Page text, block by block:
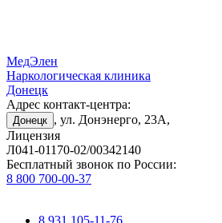
МедЭлен
Наркологическая клиника
Донецк
Адрес контакт-центра:
Донецк , ул. Донэнерго, 23А,
Лицензия
Л041-01170-02/00342140
Бесплатный звонок по России:
8 800 700-00-37
8 931 105-11-76